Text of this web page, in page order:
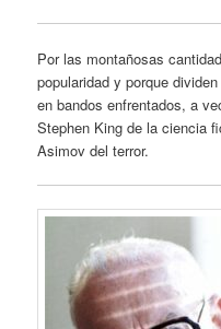
Por las montañosas
popularidad y porque
en bandos enfrentados, a
Stephen King de la ciencia
Asimov del terror.